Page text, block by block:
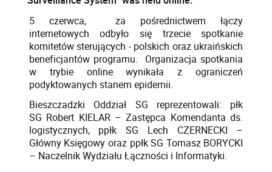
5 czerwca, za pośrednictwem łączy
internetowych odbyło się trzecie spotkanie
komitetów sterujących - polskich oraz ukraińskich
beneficjantów programu. Organizacja spotkania
w trybie online wynikała z ograniczeń
podyktowanych stanem epidemii.
Bieszczadzki Oddział SG reprezentowali: płk
SG Robert KIELAR – Zastępca Komendanta ds.
logistycznych, ppłk SG Lech CZERNECKI –
Główny Księgowy oraz ppłk SG Tomasz BORYCKI
– Naczelnik Wydziału Łączności i Informatyki.